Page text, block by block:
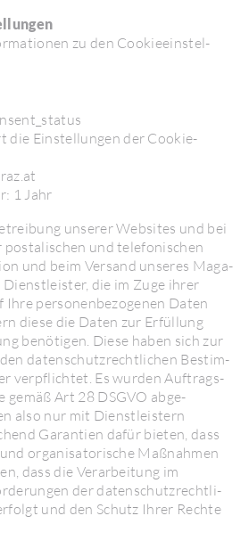
zu den Cookie­ein­stel­
die Einstel­lungen der Cookie-
1 Jahr
unserer Websites und bei
und tele­fo­ni­schen
und beim Versand unseres Maga­
die im Zuge ihrer
perso­nen­be­zo­genen Daten
diese die Daten zur Erfül­lung
benö­tigen. Diese haben sich zur
daten­schutz­recht­li­chen Bestim­
verpflichtet. Es wurden Auftrags­
gemäß Art 28 DSGVO abge­
also nur mit Dienst­leis­tern
Garan­tien dafür bieten, dass
orga­ni­sa­to­ri­sche Maßnahmen
dass die Verar­bei­tung im
der daten­schutz­recht­li­
und den Schutz Ihrer Rechte